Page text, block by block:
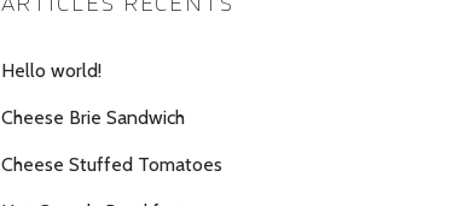
Hello world!
Cheese Brie Sandwich
Cheese Stuffed Tomatoes